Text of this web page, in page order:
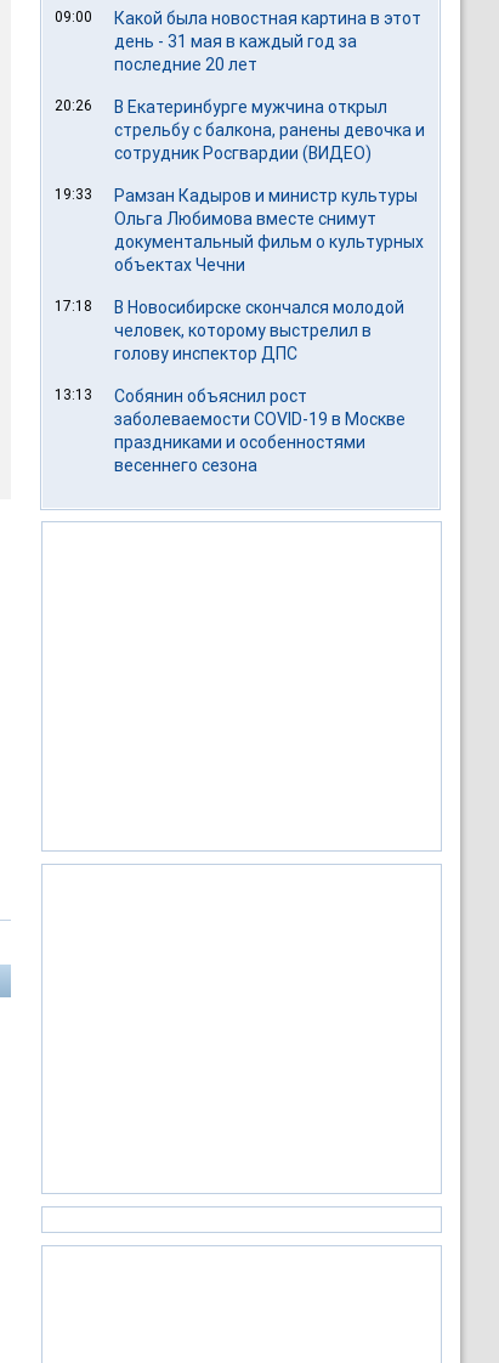
09:00
Какой была новостная картина в этот
день - 31 мая в каждый год за
последние 20 лет
20:26
В Екатеринбурге мужчина открыл
стрельбу с балкона, ранены девочка и
сотрудник Росгвардии (ВИДЕО)
19:33
Рамзан Кадыров и министр культуры
Ольга Любимова вместе снимут
документальный фильм о культурных
объектах Чечни
17:18
В Новосибирске скончался молодой
человек, которому выстрелил в
голову инспектор ДПС
13:13
Собянин объяснил рост
заболеваемости COVID-19 в Москве
праздниками и особенностями
весеннего сезона